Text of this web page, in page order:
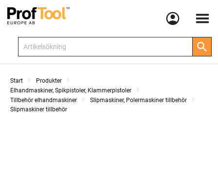
Meny
Start
Produkter
Elhandmaskiner, Spikpistoler, Klammerpistoler
Tillbehör elhandmaskiner
Slipmaskiner, Polermaskiner tillbehör
Slipmaskiner tillbehör